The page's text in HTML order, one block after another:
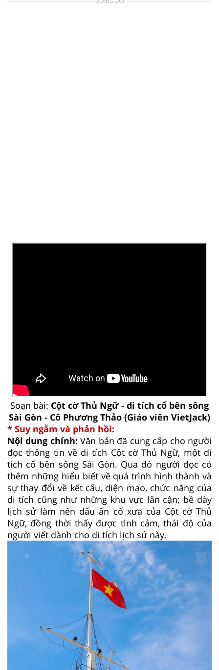
Soạn bài: Cột cờ Thủ Ngữ - di tích cổ bên sông
Sài Gòn - Cô Phương Thảo (Giáo viên VietJack)
* Suy ngẫm và phản hồi:
Nội dung chính:Văn bản đã cung cấp cho người
đọc thông tin về di tích Cột cờ Thủ Ngữ, một di
tích cổ bên sông Sài Gòn. Qua đó người đọc có
thêm những hiểu biết về quá trình hình thành và
sự thay đổi về kết cấu, diện mạo, chức năng của
di tích cũng như những khu vực lân cận; bề dày
lịch sử làm nên dấu ấn cổ xưa của Cột cờ Thủ
Ngữ, đồng thời thấy được tình cảm, thái độ của
người viết dành cho di tích lịch sử này.